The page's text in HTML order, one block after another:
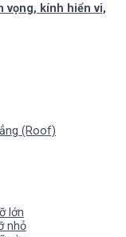
vọng, kính hiển vi,
(Roof)
lớn
nhỏ